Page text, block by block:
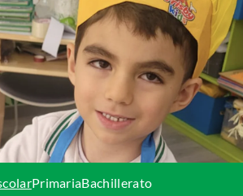
PrimariaBachillerato